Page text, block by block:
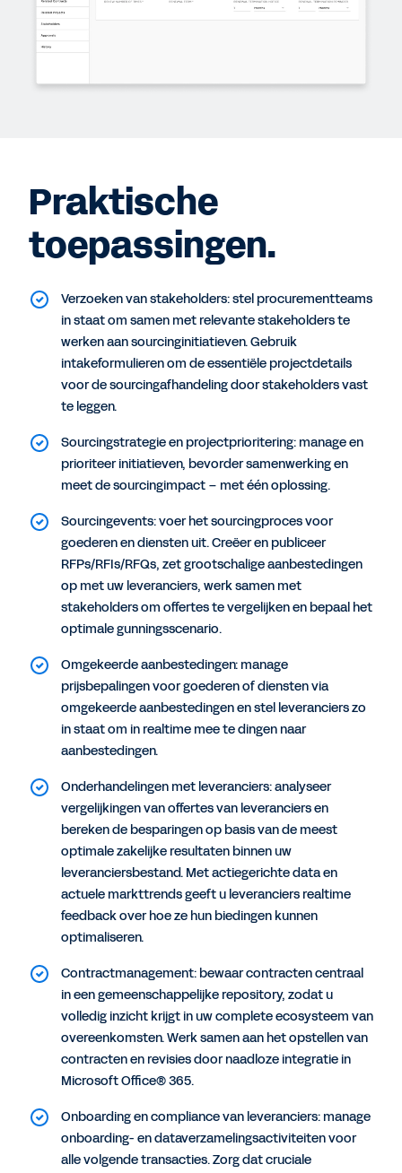
Praktische
toepassingen.
Verzoeken van stakeholders: stel procurementteams
in staat om samen met relevante stakeholders te
werken aan sourcinginitiatieven. Gebruik
intakeformulieren om de essentiële projectdetails
voor de sourcingafhandeling door stakeholders vast
te leggen.
Sourcingstrategie en projectprioritering: manage en
prioriteer initiatieven, bevorder samenwerking en
meet de sourcingimpact – met één oplossing.
Sourcingevents: voer het sourcingproces voor
goederen en diensten uit. Creëer en publiceer
RFPs/RFIs/RFQs, zet grootschalige aanbestedingen
op met uw leveranciers, werk samen met
stakeholders om offertes te vergelijken en bepaal het
optimale gunningsscenario.
Omgekeerde aanbestedingen: manage
prijsbepalingen voor goederen of diensten via
omgekeerde aanbestedingen en stel leveranciers zo
in staat om in realtime mee te dingen naar
aanbestedingen.
Onderhandelingen met leveranciers: analyseer
vergelijkingen van offertes van leveranciers en
bereken de besparingen op basis van de meest
optimale zakelijke resultaten binnen uw
leveranciersbestand. Met actiegerichte data en
actuele markttrends geeft u leveranciers realtime
feedback over hoe ze hun biedingen kunnen
optimaliseren.
Contractmanagement: bewaar contracten centraal
in een gemeenschappelijke repository, zodat u
volledig inzicht krijgt in uw complete ecosysteem van
overeenkomsten. Werk samen aan het opstellen van
contracten en revisies door naadloze integratie in
Microsoft Office® 365.
Onboarding en compliance van leveranciers: manage
onboarding- en dataverzamelingsactiviteiten voor
alle volgende transacties. Zorg dat cruciale